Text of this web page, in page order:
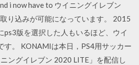
i now have to ウイニングイレブン
り込みが可能になっています。 2015
ps3版を選択した人もいるほど、ウイ
す。 KONAMIは本日，PS4用サッカー
ングイレブン 2020 LITE」を配信し